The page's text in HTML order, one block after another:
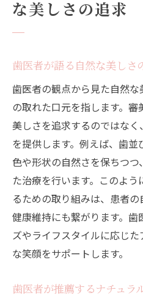
な美しさの追求
歯医者が語る自然な美しさ
歯医者の観点から見た自然
の取れた口元を指します。
美しさを追求するのではな
を提供します。例えば、歯
色や形状の自然さを保ちつ
た治療を行います。このよ
るための取り組みは、患者
健康維持にも繋がります。
ズやライフスタイルに応じ
な笑顔をサポートします。
歯医者が推薦するナチュラ